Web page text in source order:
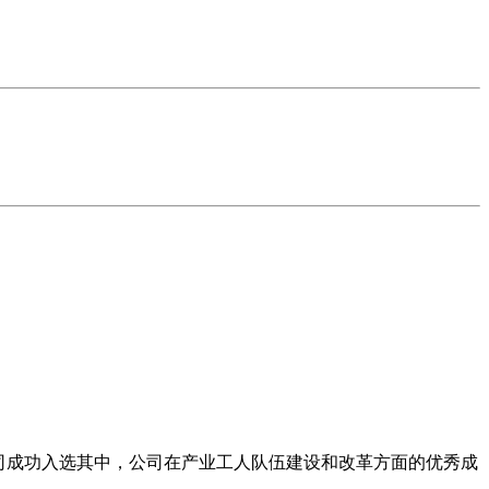
功入选其中，公司在产业工人队伍建设和改革方面的优秀成